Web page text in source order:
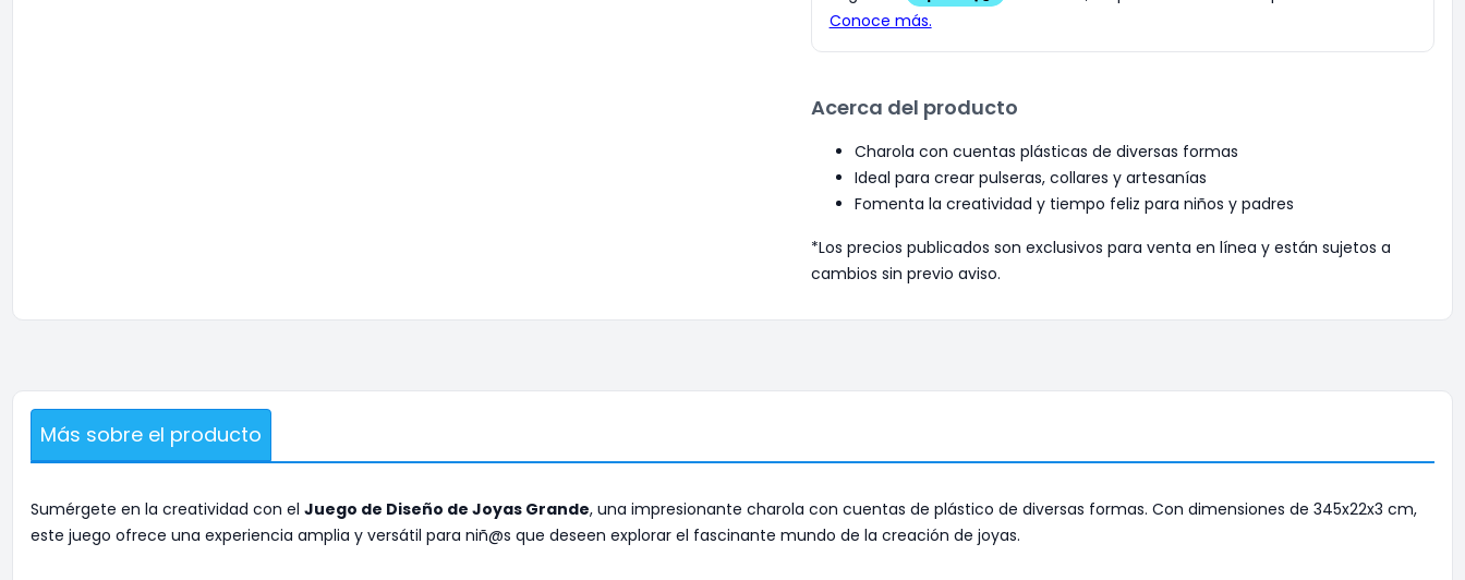
Acerca del producto
Charola con cuentas plásticas de diversas formas
Ideal para crear pulseras, collares y artesanías
Fomenta la creatividad y tiempo feliz para niños y padres
*Los precios publicados son exclusivos para venta en línea y están sujetos a
cambios sin previo aviso.
Más sobre el producto
Sumérgete en la creatividad con el Juego de Diseño de Joyas Grande, una impresionante charola con cuentas de plástico de diversas formas. Con dimensiones de 345x22x3 cm,
este juego ofrece una experiencia amplia y versátil para niñ@s que deseen explorar el fascinante mundo de la creación de joyas.